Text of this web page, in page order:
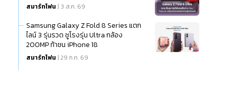
สมาร์ทโฟน | 3 ส.ค. 69
Samsung Galaxy Z Fold 8 Series แตก
ไลน์ 3 รุ่นรวด ชูโรงรุ่น Ultra กล้อง
200MP ท้าชน iPhone 18
สมาร์ทโฟน | 29 ก.ค. 69